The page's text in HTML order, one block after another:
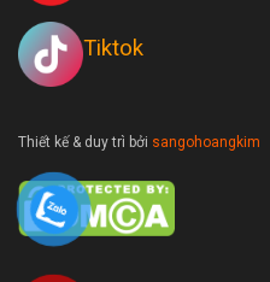
Tiktok
Thiết kế & duy trì bởi sangohoangkim